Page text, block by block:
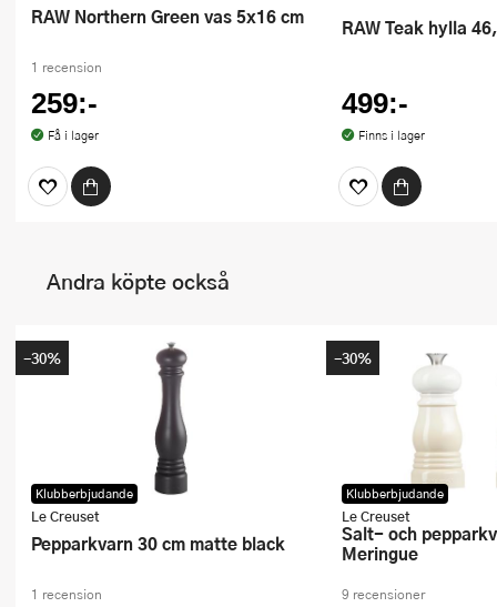
RAW Northern Green vas 5x16 cm
1 recension
259:-
Få i lager
RAW Teak hylla
499:-
Finns i lager
Andra köpte också
Klubberbjudande
Le Creuset
Pepparkvarn 30 cm matte black
1 recension
-30%
Klubberbjudande
Le Creuset
Salt- och pepparkvarnset 12 cm
Meringue
9 recensioner
-30%